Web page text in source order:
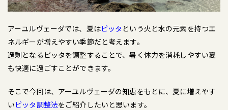
アーユルヴェーダでは、夏はピッタ という火と水の元素を持つエ
ネルギーが増えやすい季節だと考えます。
過剰となるピッタを調整することで、暑く体力を消耗しやすい夏
も快適に過ごすことができます。
そこで今回は、アーユルヴェーダの知恵をもとに、夏に増えやす
いピッタ調整法をご紹介したいと思います。